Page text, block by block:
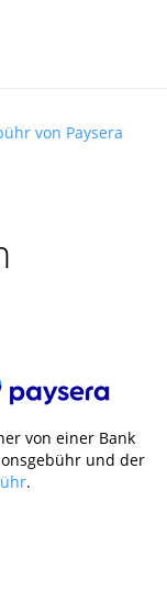
von Paysera
von einer Bank
und der
.